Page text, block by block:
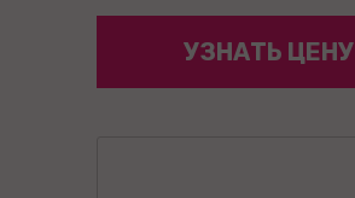
УЗНАТЬ ЦЕНУ